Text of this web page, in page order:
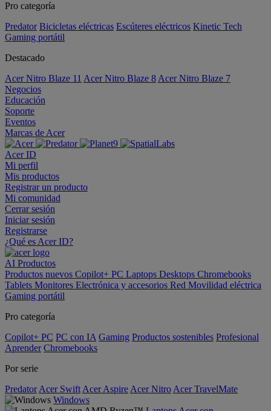
Pro categoría
Predator Bicicletas eléctricas Escúteres eléctricos Kinetic Tech
Gaming portátil
Destacado
Acer Nitro Blaze 11 Acer Nitro Blaze 8 Acer Nitro Blaze 7
Negocios
Educación
Soporte
Eventos
Marcas de Acer
Acer ID
Mi perfil
Mis productos
Registrar un producto
Mi comunidad
Cerrar sesión
Iniciar sesión
Registrarse
¿Qué es Acer ID?
AI Productos
Productos nuevos Copilot+ PC Laptops Desktops Chromebooks
Tablets Monitores Electrónica y accesorios Red Movilidad eléctrica
Gaming portátil
Pro categoría
Copilot+ PC PC con IA Gaming Productos sostenibles Profesional
Aprender Chromebooks
Por serie
Predator Acer Swift Acer Aspire Acer Nitro Acer TravelMate
Windows